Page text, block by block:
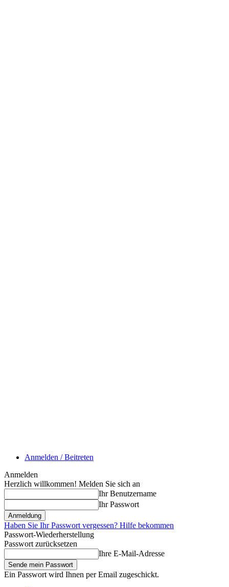
Anmelden / Beitreten
Anmelden
Herzlich willkommen! Melden Sie sich an
Ihr Benutzername
Ihr Passwort
Haben Sie Ihr Passwort vergessen? Hilfe bekommen
Passwort-Wiederherstellung
Passwort zurücksetzen
Ihre E-Mail-Adresse
Ein Passwort wird Ihnen per Email zugeschickt.